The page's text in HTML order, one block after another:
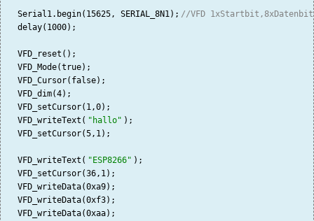
  Serial1.begin(15625, SERIAL_8N1);
//VFD
  delay(1000);
  VFD_reset();
  VFD_Mode(true);
  VFD_Cursor(false);
  VFD_dim(4);
  VFD_setCursor(1,0);
  VFD_writeText(
"hallo" );
  VFD_setCursor(5,1);
  VFD_writeText(
"ESP8266" );
  VFD_setCursor(36,1);
  VFD_writeData(0xa9);
  VFD_writeData(0xf3);
  VFD_writeData(0xaa);